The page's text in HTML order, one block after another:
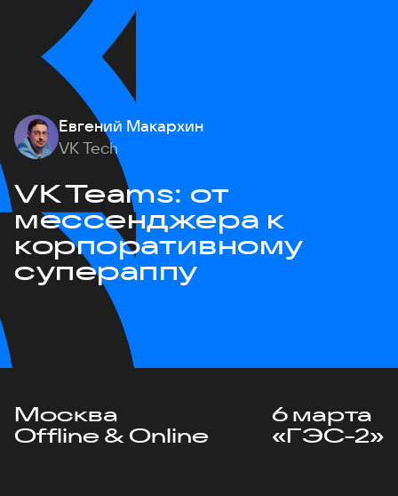
Евгений Макархин
VK Tech
VK Teams: от
мессенджера к
корпоративному
супераппу
Москва
Offline & Online
6 марта
«ГЭС-2»